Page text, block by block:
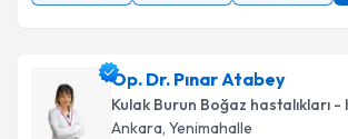
Op. Dr. Pınar Atabey
Kulak Burun Boğaz hastalıkları -
Ankara, Yenimahalle